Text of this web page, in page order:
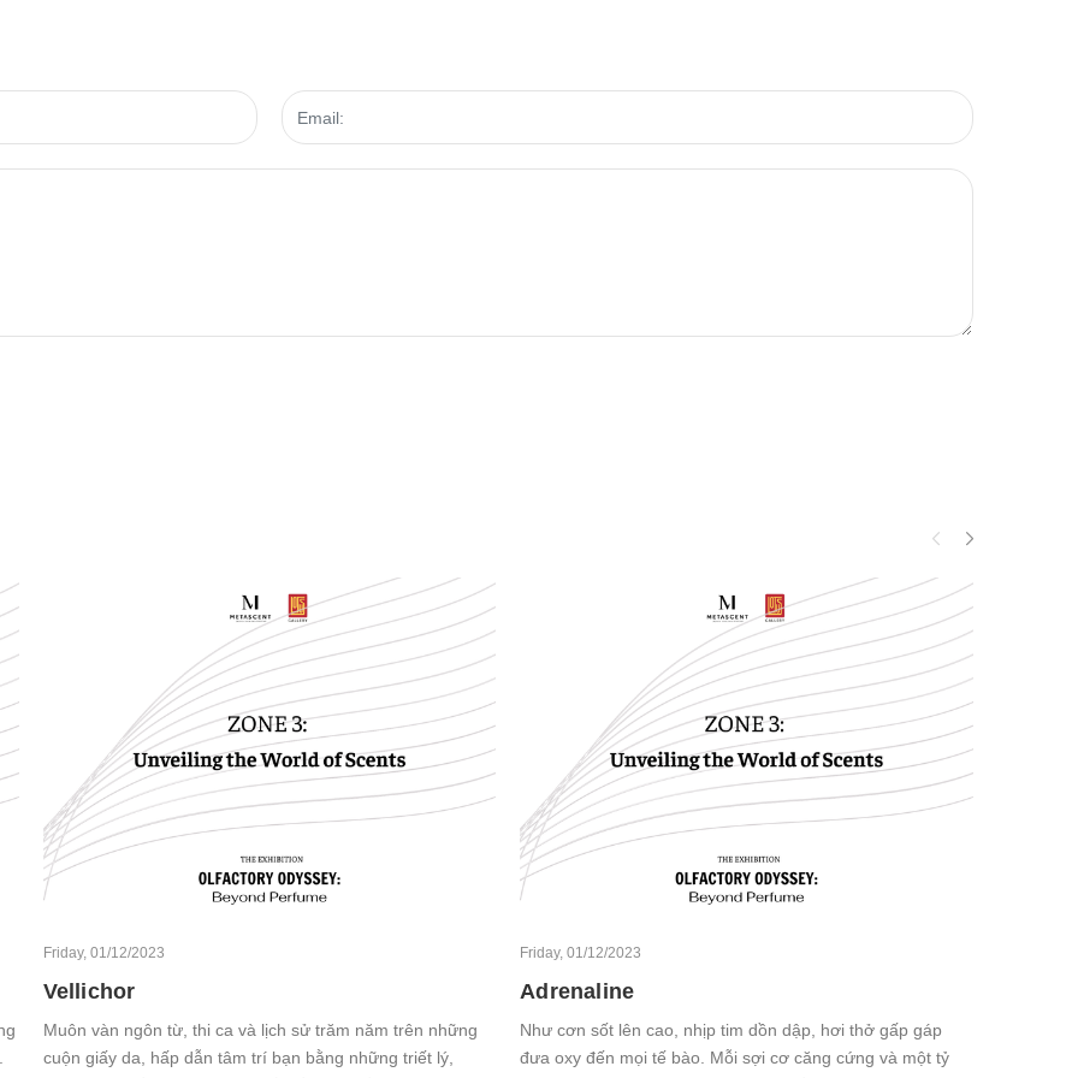
Friday, 01/12/2023
Vellichor
Muôn vàn ngôn từ, thi ca và lịch sử trăm năm trên những
cuộn giấy da, hấp dẫn tâm trí bạn bằng những triết lý,
Friday, 01/12/2023
Adrenaline
Như cơn sốt lên cao, nhịp tim dồn dập, hơi thở gấp gáp
đưa oxy đến mọi tế bào. Mỗi sợi cơ căng cứng và một tỷ